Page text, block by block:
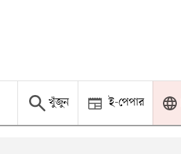
খুঁজুন ই-পেপার